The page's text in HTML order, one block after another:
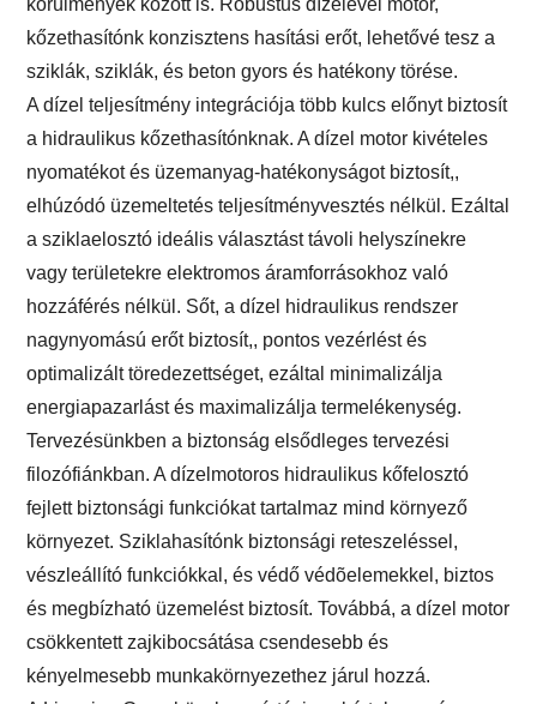
kőzethasítónk konzisztens hasítási erőt, lehetővé tesz a
sziklák, sziklák, és beton gyors és hatékony törése.
A dízel teljesítmény integrációja több kulcs előnyt biztosít
a hidraulikus kőzethasítónknak. A dízel motor kivételes
nyomatékot és üzemanyag-hatékonyságot biztosít,,
elhúzódó üzemeltetés teljesítményvesztés nélkül. Ezáltal
a sziklaelosztó ideális választást távoli helyszínekre
vagy területekre elektromos áramforrásokhoz való
hozzáférés nélkül. Sőt, a dízel hidraulikus rendszer
nagynyomású erőt biztosít,, pontos vezérlést és
optimalizált töredezettséget, ezáltal minimalizálja
energiapazarlást és maximalizálja termelékenység.
Tervezésünkben a biztonság elsődleges tervezési
filozófiánkban. A dízelmotoros hidraulikus kőfelosztó
fejlett biztonsági funkciókat tartalmaz mind környező
környezet. Sziklahasítónk biztonsági reteszeléssel,
vészleállító funkciókkal, és védő védõelemekkel, biztos
és megbízható üzemelést biztosít. Továbbá, a dízel motor
csökkentett zajkibocsátása csendesebb és
kényelmesebb munkakörnyezethez járul hozzá.